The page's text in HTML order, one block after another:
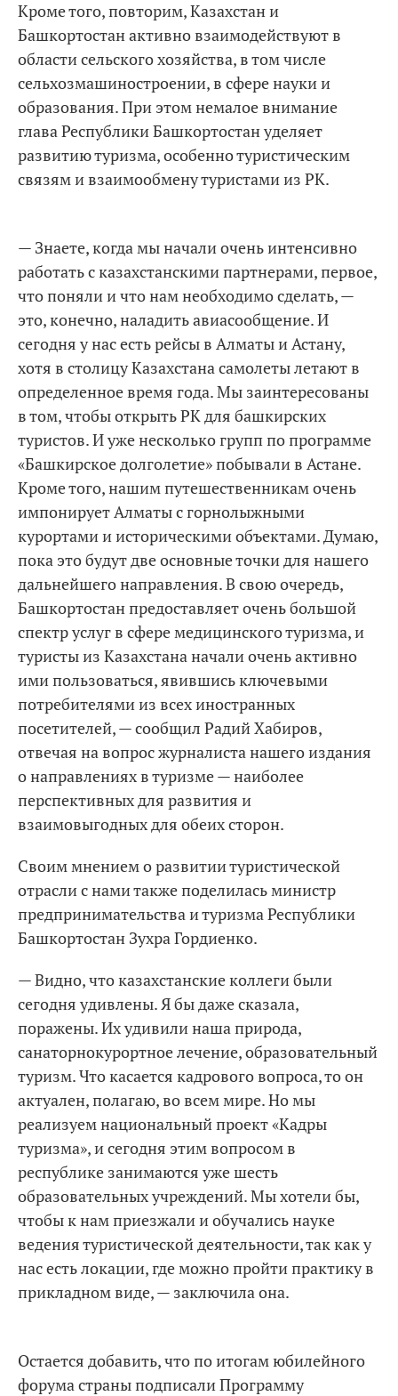
Кроме того, повторим, Казахстан и
Башкортостан активно взаимодействуют в
области сельского хозяйства, в том числе
сельхозмашиностроении, в сфере науки и
образования. При этом немалое внимание
глава Республики Башкортостан уделяет
развитию туризма, особенно туристическим
связям и взаимообмену туристами из РК.
— Знаете, когда мы начали очень интенсивно
работать с казахстанскими партнерами, первое,
что поняли и что нам необходимо сделать, —
это, конечно, наладить авиасообщение. И
сегодня у нас есть рейсы в Алматы и Астану,
хотя в столицу Казахстана самолеты летают в
определенное время года. Мы заинтересованы
в том, чтобы открыть РК для башкирских
туристов. И уже несколько групп по программе
«Башкирское долголетие» побывали в Астане.
Кроме того, нашим путешественникам очень
импонирует Алматы с горнолыжными
курортами и историческими объектами. Думаю,
пока это будут две основные точки для нашего
дальнейшего направления. В свою очередь,
Башкортостан предоставляет очень большой
спектр услуг в сфере медицинского туризма, и
туристы из Казахстана начали очень активно
ими пользоваться, явившись ключевыми
потребителями из всех иностранных
посетителей, — сообщил Радий Хабиров,
отвечая на вопрос журналиста нашего издания
о направлениях в туризме — наиболее
перспективных для развития и
взаимовыгодных для обеих сторон.
Своим мнением о развитии туристической
отрасли с нами также поделилась министр
предпринимательства и туризма Республики
Башкортостан Зухра Гордиенко.
— Видно, что казахстанские коллеги были
сегодня удивлены. Я бы даже сказала,
поражены. Их удивили наша природа,
санаторнокурортное лечение, образовательный
туризм. Что касается кадрового вопроса, то он
актуален, полагаю, во всем мире. Но мы
реализуем национальный проект «Кадры
туризма», и сегодня этим вопросом в
республике занимаются уже шесть
образовательных учреждений. Мы хотели бы,
чтобы к нам приезжали и обучались науке
ведения туристической деятельности, так как у
нас есть локации, где можно пройти практику в
прикладном виде, — заключила она.
Остается добавить, что по итогам юбилейного
форума страны подписали Программу